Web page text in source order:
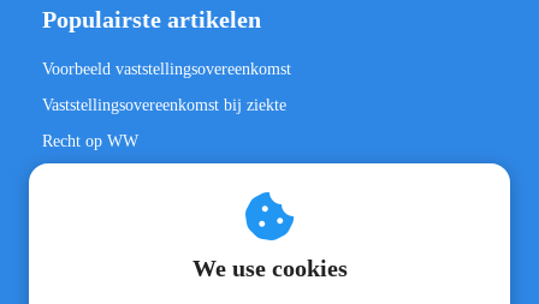
Populairste artikelen
Voorbeeld vaststellingsovereenkomst
Vaststellingsovereenkomst bij ziekte
Recht op WW
We use cookies